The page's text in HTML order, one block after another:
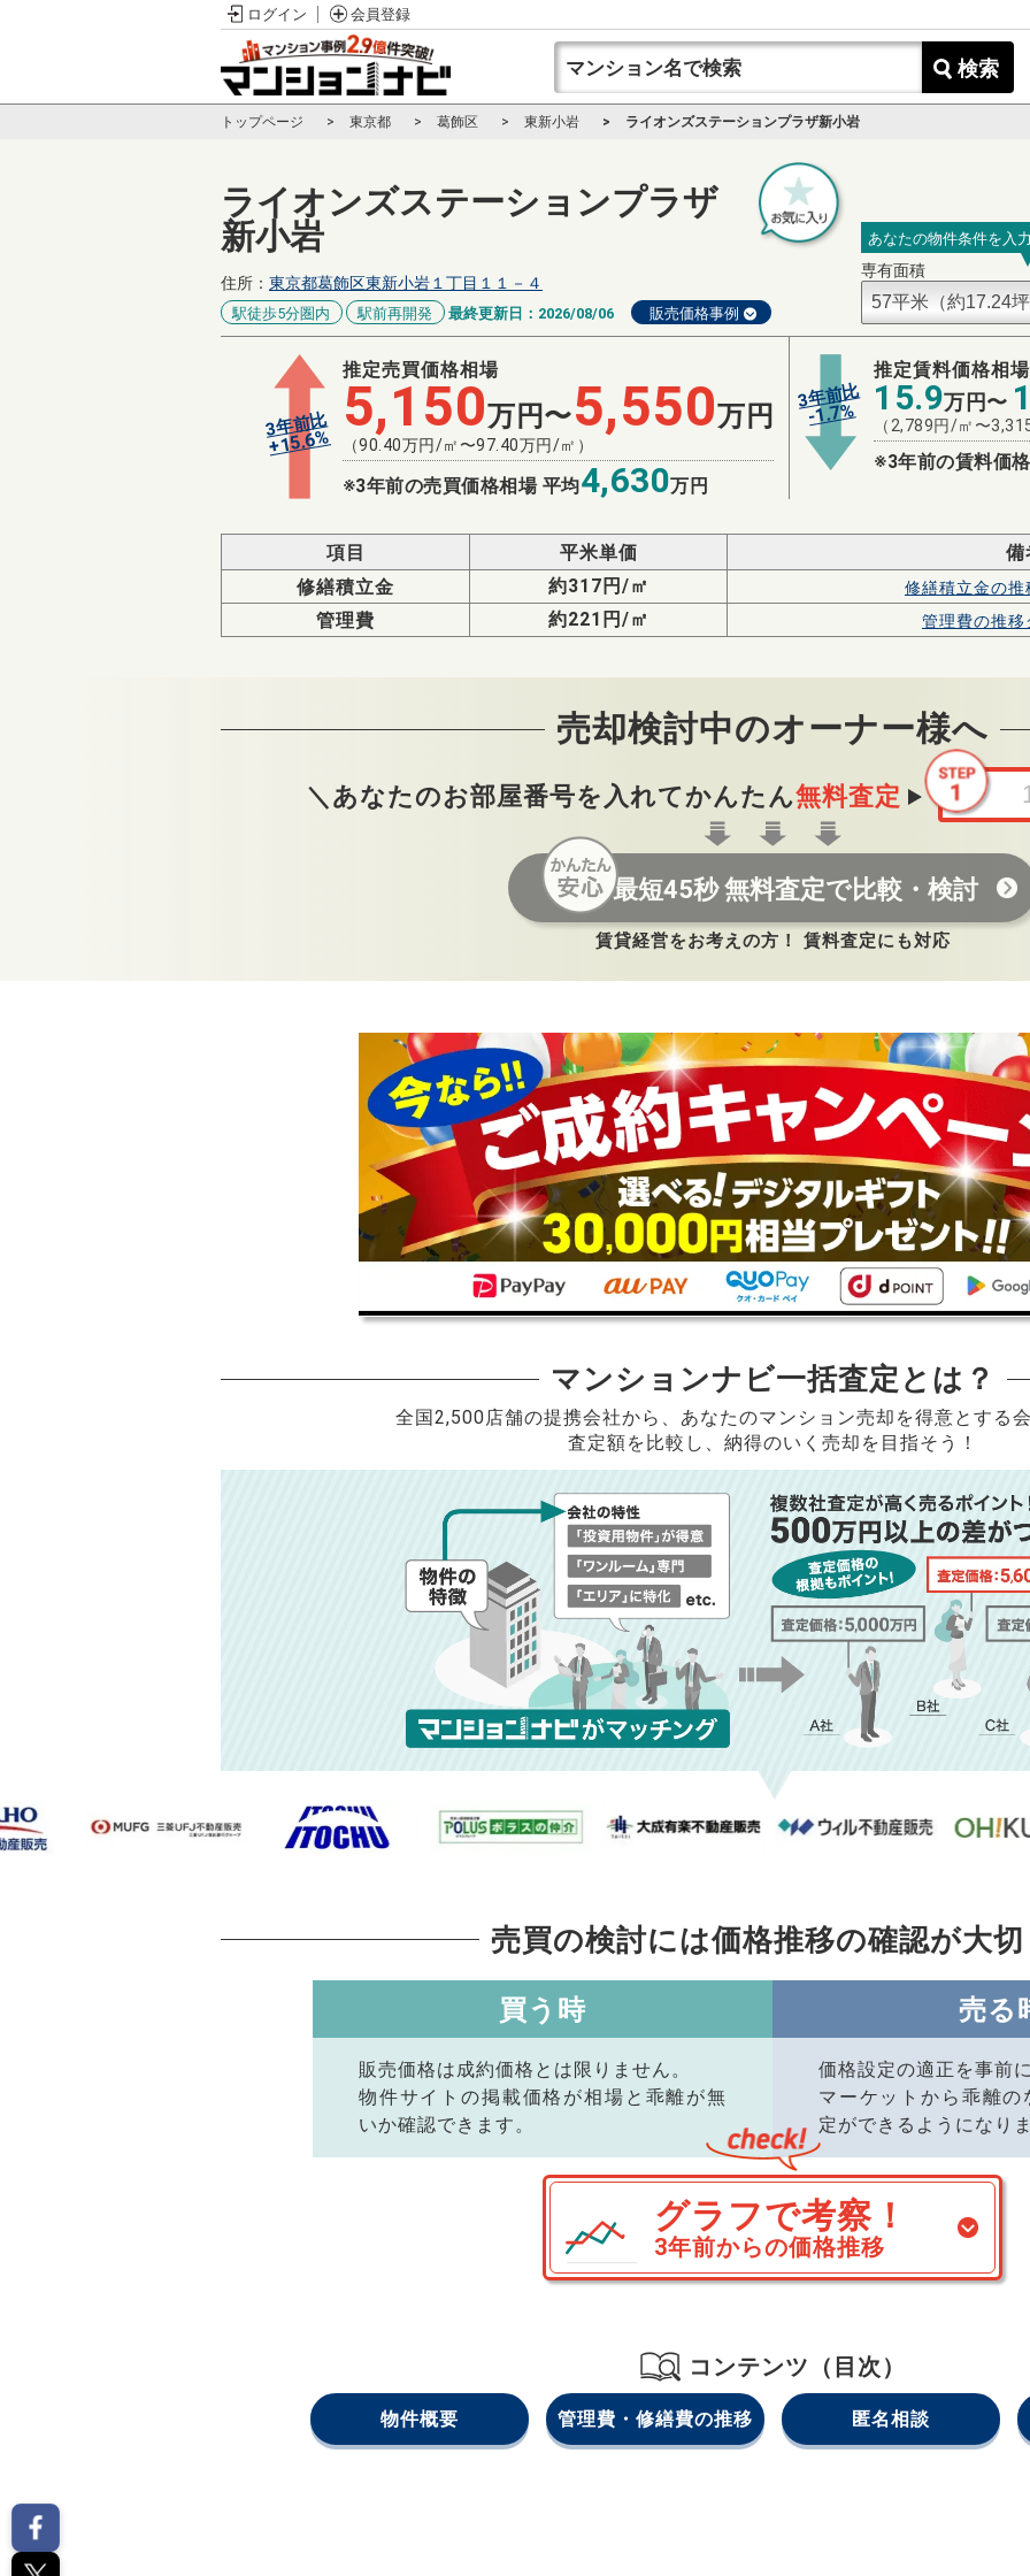
ログイン 会員登録
検索
トップページ 東京都 葛飾区 東新小岩 ライオンズステーションプラザ新小岩
ライオンズステーションプラザ
新小岩
住所： 東京都葛飾区東新小岩１丁目１１－４
駅徒歩5分圏内 駅前再開発 最終更新日： 2026/08/06 販売価格事例
あなたの物件条件を入
専有面積
3年前比
+15.6%
推定売買価格相場
5,150万円〜5,550万円
（90.40万円/㎡〜97.40万円/㎡）
※3年前の売買価格相場 平均4,630万円
3年前比
-1.7%
推定賃料価格相場
15.9万円〜
（ 2,789円/㎡〜
※3年前の賃料価
項目 平米単価
備
修繕積立金
約317円/㎡ 修繕積立金の推
管理費 約221円/㎡ 管理費の推移
売却検討中のオーナー様へ
＼あなたのお部屋番号を入れてかんたん無料査定
最短45秒 無料査定で比較・検討
賃貸経営をお考えの方！ 賃料査定にも対応
マンションナビ一括査定とは？
全国2,500店舗の提携会社から、 あなたのマンション売却を得意とする
査定額を比較し、納得のいく売却を目指そう！
売買の検討には価格推移の確認が大
買う時
販売価格は成約価格とは限りません。
物件サイトの掲載価格が相場と乖離が無
いか確認できます。
売る
価格設定の適正を事前
マーケットから乖離
定ができるようになり
グラフで考察！
3年前からの価格推移
コンテンツ（目次）
物件概要 管理費・修繕費の推移 匿名相談